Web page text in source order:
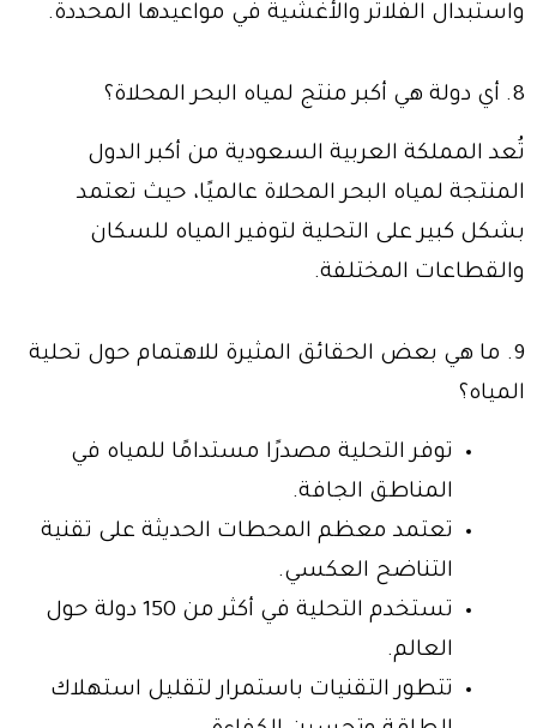
واستبدال الفلاتر والأغشية في مواعيدها المحددة.
8. أي دولة هي أكبر منتج لمياه البحر المحلاة؟
تُعد المملكة العربية السعودية من أكبر الدول
المنتجة لمياه البحر المحلاة عالميًا، حيث تعتمد
بشكل كبير على التحلية لتوفير المياه للسكان
والقطاعات المختلفة.
9. ما هي بعض الحقائق المثيرة للاهتمام حول تحلية
المياه؟
توفر التحلية مصدرًا مستدامًا للمياه في
المناطق الجافة.
تعتمد معظم المحطات الحديثة على تقنية
التناضح العكسي.
تستخدم التحلية في أكثر من 150 دولة حول
العالم.
تتطور التقنيات باستمرار لتقليل استهلاك